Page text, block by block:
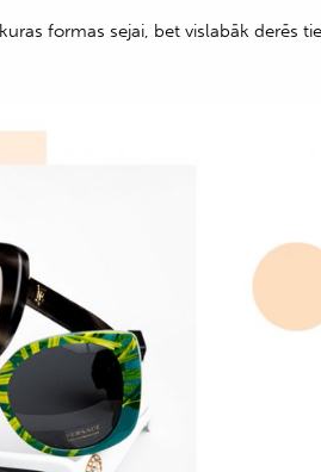
formas sejai, bet vislabāk derēs